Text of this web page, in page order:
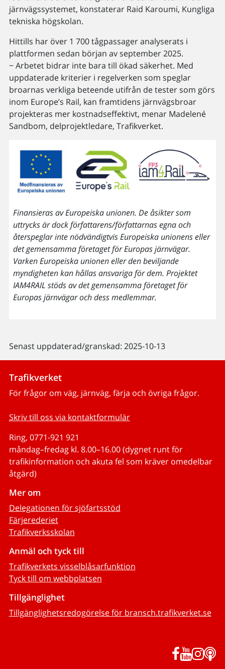
järnvägssystemet, konstaterar Raid Karoumi, Kungliga
tekniska högskolan.
Hittills har över 1 700 tågpassager analyserats i
plattformen sedan början av september 2025.
− Arbetet bidrar inte bara till ökad säkerhet. Med
uppdaterade kriterier i regelverken som speglar
broarnas verkliga beteende utifrån de tester som görs
inom Europe’s Rail, kan framtidens järnvägsbroar
projekteras mer kostnadseffektivt, menar Madelené
Sandbom, delprojektledare, Trafikverket.
Finansieras av Europeiska unionen. De åsikter som
uttrycks är dock författarens/författarnas egna och
återspeglar inte nödvändigtvis Europeiska unionens eller
det gemensamma företaget för Europas järnvägar.
Varken Europeiska unionen eller den beviljande
myndigheten kan hållas ansvariga för dem. Projektet
IAM4RAIL stöds av det gemensamma företaget för
Europas järnvägar och dess medlemmar.
Senast uppdaterad/granskad: 2025-10-13
Trafikverket
För frågor om väg, järnväg, färja och övriga frågor.
Skriv till oss via kontaktformulär
Ring, 0771-921 921
måndag–fredag kl. 8.00–16.00 (dygnet runt för
trafikinformation och akuta fel som kräver omedelbar
åtgärd)
Mer om
Delegationen för sjöfartsstöd
Färjerederiet
Trafikverksskolan
Anmäl och tyck till
Trafikverkets visselblåsarfunktion
Tyck till om webbplatsen
Tillgänglighet
Tillgänglighetsredogörelse för bransch.trafikverket.se
Facebook
YouTube